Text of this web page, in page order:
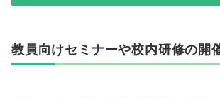
教員向けセミナーや校内研修の開